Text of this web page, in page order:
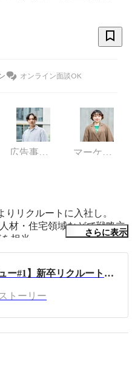
オンライン面談OK
広告事業部 マーケティング
りリクルートに入社し。
材・住宅領域などで戦略立
担当。
広告代理業を中心に事業
さらに表示
【CEOインタビュー#1】新卒リクルートを経て、D2Cマーケティングカンパニー創業へ
トーリー